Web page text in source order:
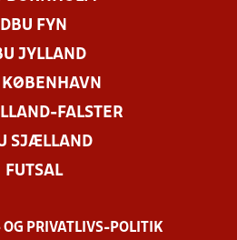
DBU FYN
JYLLAND
KØBENHAVN
FALSTER
SJÆLLAND
FUTSAL
OG PRIVATLIVS-POLITIK